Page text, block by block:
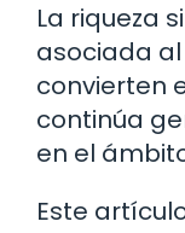
La riqueza
asociada al
convierten
continúa
en el
Este